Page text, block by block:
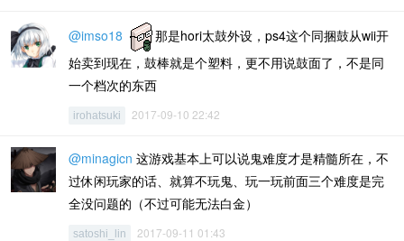
@imso18
那是hori太鼓外设，ps4这个同捆鼓从wii开
始卖到现在，鼓棒就是个塑料，更不用说鼓面了，不是同
一个档次的东西
irohatsuki 2017-09-10 22:42
@minagicn 这游戏基本上可以说鬼难度才是精髓所在，不
过休闲玩家的话、就算不玩鬼、玩一玩前面三个难度是完
全没问题的（不过可能无法白金）
satoshi_lin 2017-09-11 01:43